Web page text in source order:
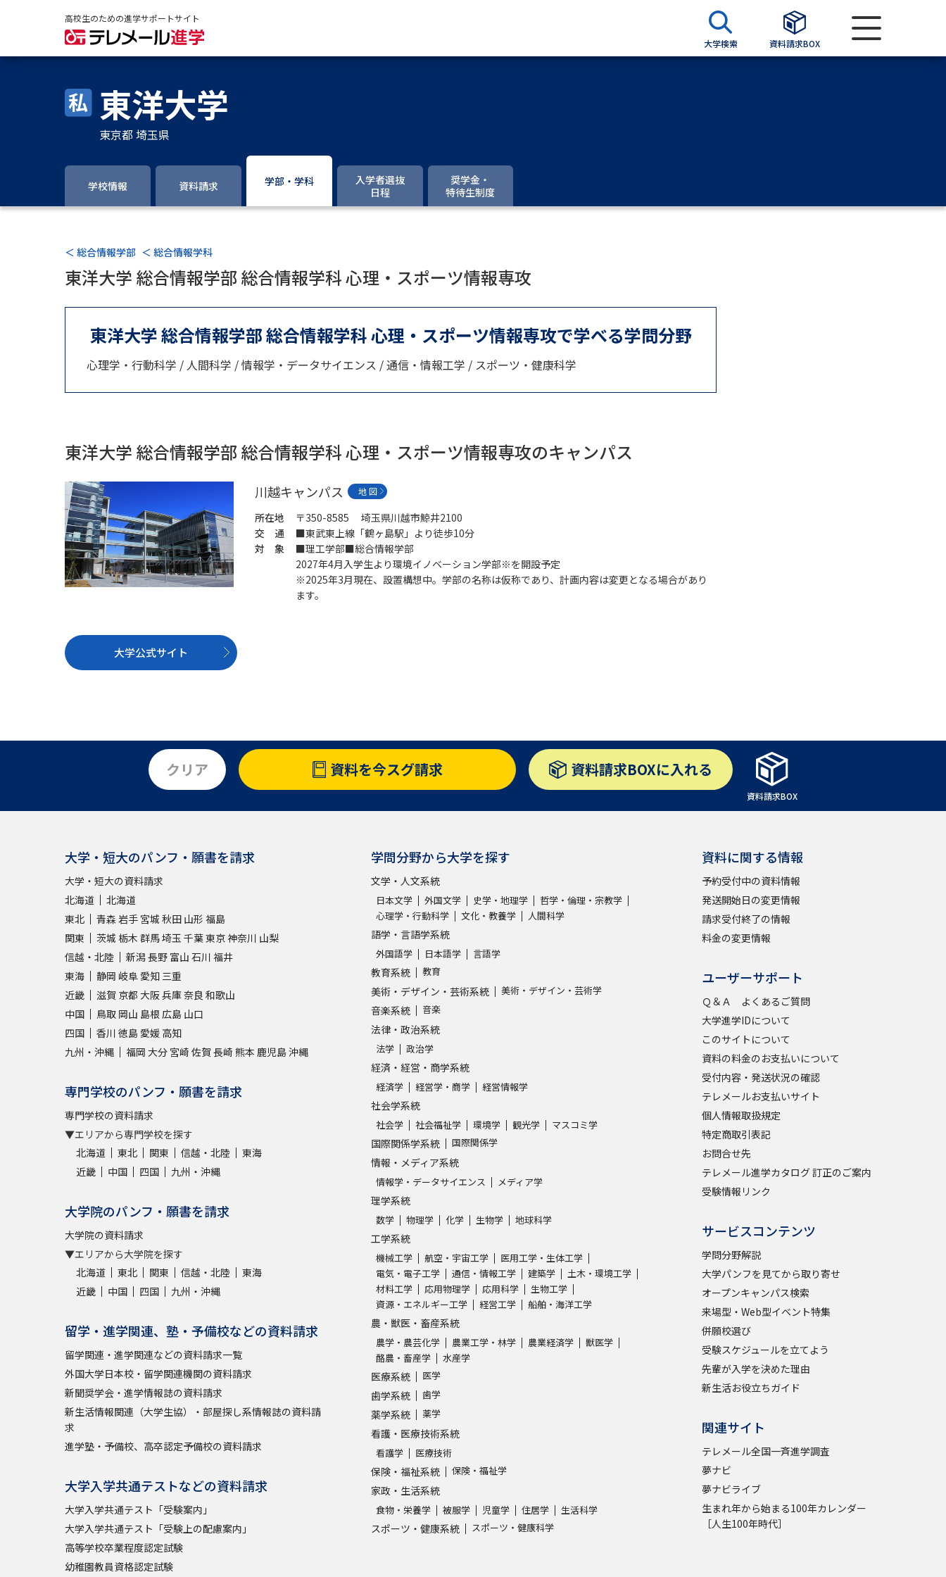
高校生のための進学サポートサイト
大学検索 資料請求BOX
大学パンフ
学部・学科パンフ
総合型選抜・学校推薦型選抜 募集要項＆願書
大学・短大以外の資料から請求
大学入学共通テスト「受験上の配慮案内」の請求
高等学校卒業程度認定試験
幼稚園教員資格認定試験
小学校教員資格認定試験
高等学校（情報）教員資格認定試験
大学研究
大学で学べる内容や特徴を調べる
データサイエンス特集
奨学金・特待生制度特集
来場型・Web型イベント特集
夢ナビライブ
受験準備 資料検索
志望校・出願校を調べる
併願校選び 受験スケジュールを立てよう
先輩が入学を決めた理由
テレメール全国一斉進学調査
学問発見 学問検索
大学で学びたい学問発見
学問のミニ講義「夢ナビ講義」 学問の教科書 夢ナビライブ
ユーザーサポート
Ｑ＆Ａ よくあるご質問
このサイトについて
受付内容・発送状況の確認
個人情報取扱規定
特定商取引表記 テレメール進学カタログ訂正のご案内
東洋大学
東京都 埼玉県
学校情報 資料請求 学部・学科
入学者選抜
日程
奨学金・
特待生制度
＜ 総合情報学部 ＜ 総合情報学科
東洋大学 総合情報学部 総合情報学科 心理・スポーツ情報専攻
東洋大学 総合情報学部 総合情報学科 心理・スポーツ情報専攻で学べる学問分野
心理学・行動科学 / 人間科学 / 情報学・データサイエンス / 通信・情報工学 / スポーツ・健康科学
東洋大学 総合情報学部 総合情報学科 心理・スポーツ情報専攻のキャンパス
川越キャンパス 地 図
所在地
〒350-8585 埼玉県川越市鯨井2100
交 通
■東武東上線「鶴ヶ島駅」より徒歩10分
対 象
■理工学部■総合情報学部
2027年4月入学生より環境イノベーション学部※を開設予定
※2025年3月現在、設置構想中。学部の名称は仮称であり、計画内容は変更となる場合があり
ます。
大学公式サイト
クリア 資料を今スグ請求 資料請求BOXに入れる
資料請求BOX
大学・短大のパンフ・願書を請求
大学・短大の資料請求
北海道
北海道
東北
青森 岩手 宮城 秋田 山形 福島
関東
茨城 栃木 群馬埼玉 千葉東京神奈川 山梨
信越・北陸
新潟長野 富山 石川 福井
東海
静岡 岐阜 愛知 三重
近畿
滋賀 京都 大阪兵庫奈良 和歌山
中国
鳥取 岡山 島根 広島 山口
四国
香川 徳島 愛媛 高知
九州・沖縄
福岡 大分 宮崎 佐賀 長崎 熊本 鹿児島沖縄
専門学校のパンフ・願書を請求
専門学校の資料請求
▼エリアから専門学校を探す
北海道
東北 関東 信越・北陸
東海
近畿
中国 四国 九州・沖縄
大学院のパンフ・願書を請求
大学院の資料請求
▼エリアから大学院を探す
北海道
東北 関東 信越・北陸
東海
近畿
中国 四国 九州・沖縄
留学・進学関連、塾・予備校などの資料請求
留学関連・進学関連などの資料請求一覧
外国大学日本校・留学関連機関の資料請求
新聞奨学会・進学情報誌の資料請求
新生活情報関連（大学生協）・部屋探し系情報誌の資料請
求
進学塾・予備校、高卒認定予備校の資料請求
大学入学共通テストなどの資料請求
大学入学共通テスト「受験案内」
大学入学共通テスト「受験上の配慮案内」
高等学校卒業程度認定試験
幼稚園教員資格認定試験
学問分野から大学を探す
文学・人文系統
日本文学 外国文学 史学・地理学
哲学・倫理・宗教学
心理学・行動科学
文化・教養学 人間科学
語学・言語学系統
外国語学 日本語学 言語学
教育系統 教育
美術・デザイン・芸術系統 美術・デザイン・芸術学
音楽系統 音楽
法律・政治系統
法学 政治学
経済・経営・商学系統
経済学 経営学・商学 経営情報学
社会学系統
社会学 社会福祉学 環境学 観光学 マスコミ学
国際関係学系統 国際関係学
情報・メディア系統
情報学・データサイエンス メディア学
理学系統
数学 物理学 化学 生物学 地球科学
工学系統
機械工学 航空・宇宙工学
医用工学・生体工学
電気・電子工学
通信・情報工学 建築学
土木・環境工学
材料工学
応用物理学 応用科学
生物工学
資源・エネルギー工学
経営工学 船舶・海洋工学
農・獣医・畜産系統
農学・農芸化学 農業工学・林学 農業経済学
獣医学
酪農・畜産学
水産学
医療系統 医学
歯学系統 歯学
薬学系統 薬学
看護・医療技術系統
看護学 医療技術
保険・福祉系統 保険・福祉学
家政・生活系統
食物・栄養学 被服学 児童学 住居学 生活科学
スポーツ・健康系統 スポーツ・健康科学
資料に関する情報
予約受付中の資料情報
発送開始日の変更情報
請求受付終了の情報
料金の変更情報
ユーザーサポート
Ｑ＆Ａ よくあるご質問
大学進学IDについて
このサイトについて
資料の料金のお支払いについて
受付内容・発送状況の確認
テレメールお支払いサイト
個人情報取扱規定
特定商取引表記
お問合せ先
テレメール進学カタログ 訂正のご案内
受験情報リンク
サービスコンテンツ
学問分野解説
大学パンフを見てから取り寄せ
オープンキャンパス検索
来場型・Web型イベント特集
併願校選び
受験スケジュールを立てよう
先輩が入学を決めた理由
新生活お役立ちガイド
関連サイト
テレメール全国一斉進学調査
夢ナビ
夢ナビライブ
生まれ年から始まる100年カレンダー
［人生100年時代］